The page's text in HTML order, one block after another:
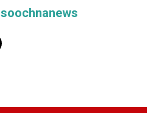
soochnanews